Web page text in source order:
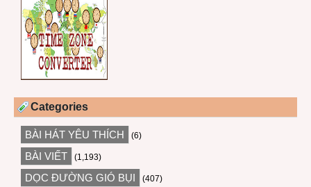
Categories
BÀI HÁT YÊU THÍCH (6)
BÀI VIẾT (1,193)
DỌC ĐƯỜNG GIÓ BỤI (407)